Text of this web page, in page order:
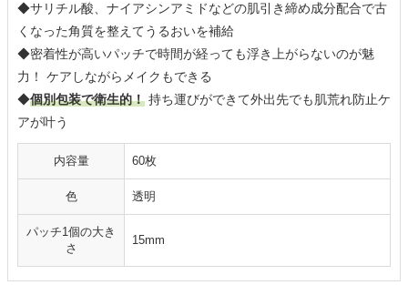
◆サリチル酸、ナイアシンアミドなどの肌引き締め成分配合で古
くなった角質を整えてうるおいを補給
◆密着性が高いパッチで時間が経っても浮き上がらないのが魅
力！ ケアしながらメイクもできる
◆個別包装で衛生的！ 持ち運びができて外出先でも肌荒れ防止ケ
アが叶う
内容量 60枚
色 透明
パッチ1個の大き
さ
15mm